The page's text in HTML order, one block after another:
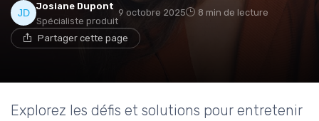
Josiane Dupont
Spécialiste produit
9 octobre 2025 8 min de lecture
Partager cette page
Explorez les défis et solutions pour entretenir